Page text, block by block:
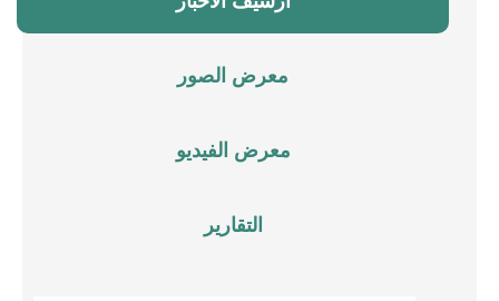
معرض الصور
معرض الفيديو
التقارير